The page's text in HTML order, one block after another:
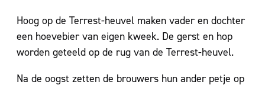
Hoog op de Terrest-heuvel maken vader en dochter
een hoevebier van eigen kweek. De gerst en hop
worden geteeld op de rug van de Terrest-heuvel.
Na de oogst zetten de brouwers hun ander petje op